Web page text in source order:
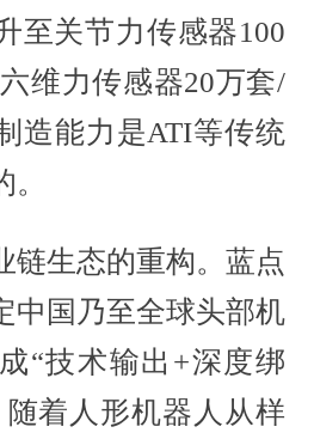
至关节力传感器100
维力传感器20万套/
造能力是ATI等传统
生态的重构。蓝点
中国乃至全球头部机
“技术输出+深度绑
随着人形机器人从样